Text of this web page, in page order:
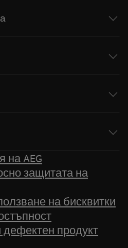
на AEG
защитата на
на бисквитки
продукт